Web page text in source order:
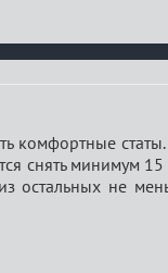
снять минимум
не